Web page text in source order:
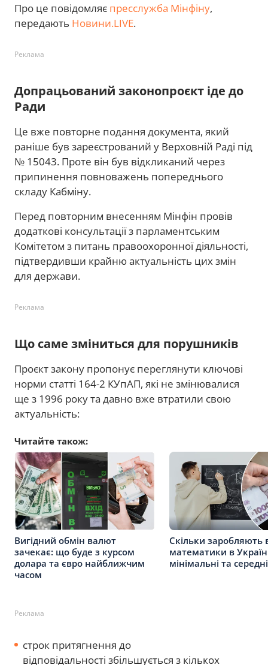
Про це повідомляє пресслужба Мінфіну,
передають Новини.LIVE.
Реклама
Допрацьований законопроєкт іде до
Ради
Це вже повторне подання документа, який
раніше був зареєстрований у Верховній Раді під
№ 15043. Проте він був відкликаний через
припинення повноважень попереднього
складу Кабміну.
Перед повторним внесенням Мінфін провів
додаткові консультації з парламентським
Комітетом з питань правоохоронної діяльності,
підтвердивши крайню актуальність цих змін
для держави.
Реклама
Що саме зміниться для порушників
Проєкт закону пропонує переглянути ключові
норми статті 164-2 КУпАП, які не змінювалися
ще з 1996 року та давно вже втратили свою
актуальність:
Читайте також:
Вигідний обмін валют
зачекає: що буде з курсом
долара та євро найближчим
часом
Скільки заробляють
математики в
мінімальні та
Реклама
строк притягнення до
відповідальності збільшується з кількох